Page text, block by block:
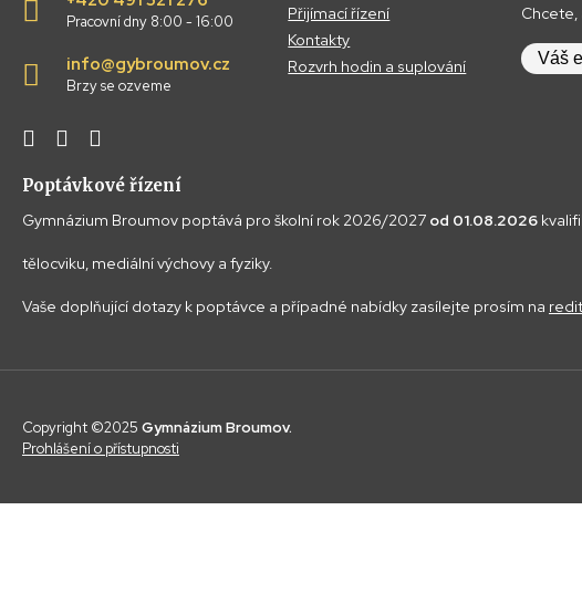
Pracovní dny 8:00 - 16:00
info@gybroumov.cz
Brzy se ozveme
Přijímací řízení
Kontakty
Rozvrh hodin a suplování
Chcete,
Poptávkové řízení
Gymnázium Broumov poptává pro školní rok 2026/2027 od 01.08.2026
tělocviku, mediální výchovy a fyziky.
Vaše doplňující dotazy k poptávce a případné nabídky zasílejte prosím na
Copyright ©2025 Gymnázium Broumov.
Prohlášení o přístupnosti